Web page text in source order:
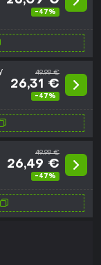
-47%
49,99 €
26,31 €
-47%
49,99 €
26,49 €
-47%